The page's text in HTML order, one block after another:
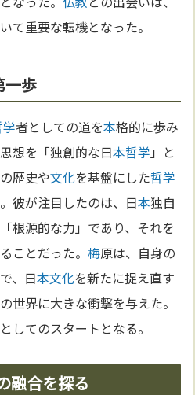
て重要な転機となった。
一歩
学者としての道を本格的に歩み
想を「独創的な日本哲学 」と
の歴史や文化を基盤にした哲学
彼が注目したのは、日本独自
根源的な力」であり、それを
ことだった。梅原は、自身の
、日本文化を新たに捉え直す
世界に大きな衝撃を与えた。
してのスタートとなる。
融合を探る